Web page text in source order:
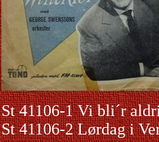
St 41106-1 Vi bli´r
St 41106-2 Lørdag i